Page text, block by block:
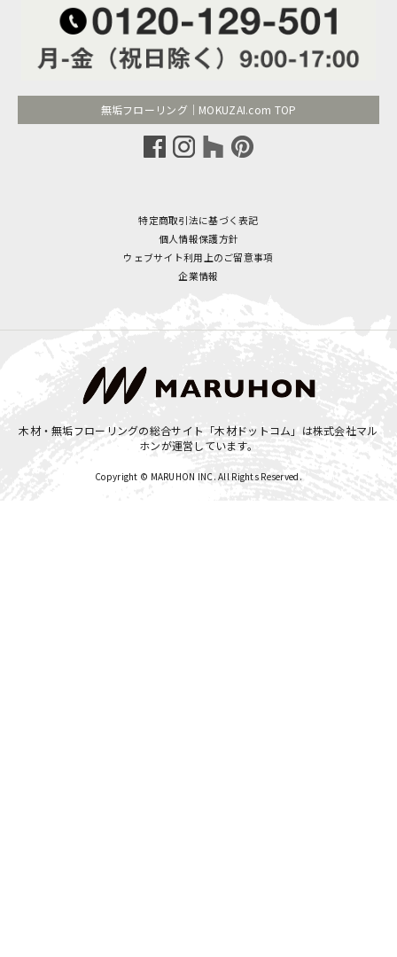
無垢フローリング｜MOKUZAI.com TOP
特定商取引法に基づく表記
個人情報保護方針
ウェブサイト利用上のご留意事項
企業情報
木材・無垢フローリングの総合サイト「木材ドットコム」は株式会社マル
ホンが運営しています。
Copyright © MARUHON INC. All Rights Reserved.